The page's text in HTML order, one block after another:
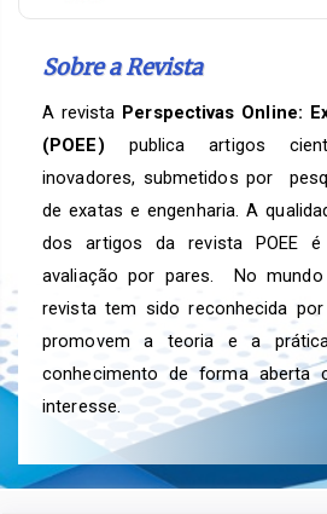
principal
Lateral
Sobre a Revista
A revista Perspectivas Online:
(POEE) publica artigos
inovadores, submetidos por
de exatas e engenharia. A
dos artigos da revista POEE
avaliação por pares. No
revista tem sido reconhecida
promovem a teoria e a
conhecimento de forma aberta
interesse.